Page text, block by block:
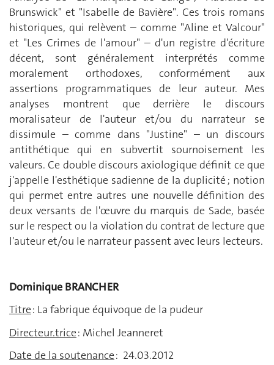
Brunswick" et "Isabelle de Bavière". Ces trois romans
historiques, qui relèvent – comme "Aline et Valcour"
et "Les Crimes de l'amour" – d'un registre d'écriture
décent, sont généralement interprétés comme
moralement orthodoxes, conformément aux
assertions programmatiques de leur auteur. Mes
analyses montrent que derrière le discours
moralisateur de l'auteur et/ou du narrateur se
dissimule – comme dans "Justine" – un discours
antithétique qui en subvertit sournoisement les
valeurs. Ce double discours axiologique définit ce que
j'appelle l'esthétique sadienne de la duplicité ; notion
qui permet entre autres une nouvelle définition des
deux versants de l'œuvre du marquis de Sade, basée
sur le respect ou la violation du contrat de lecture que
l'auteur et/ou le narrateur passent avec leurs lecteurs.
Dominique BRANCHER
Titre: La fabrique équivoque de la pudeur
Directeur.trice: Michel Jeanneret
Date de la soutenance: 24.03.2012